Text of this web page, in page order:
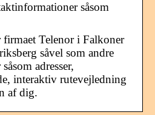
såsom
Telenor i Falkoner
såvel som andre
adresser,
interaktiv rutevejledning
af dig.